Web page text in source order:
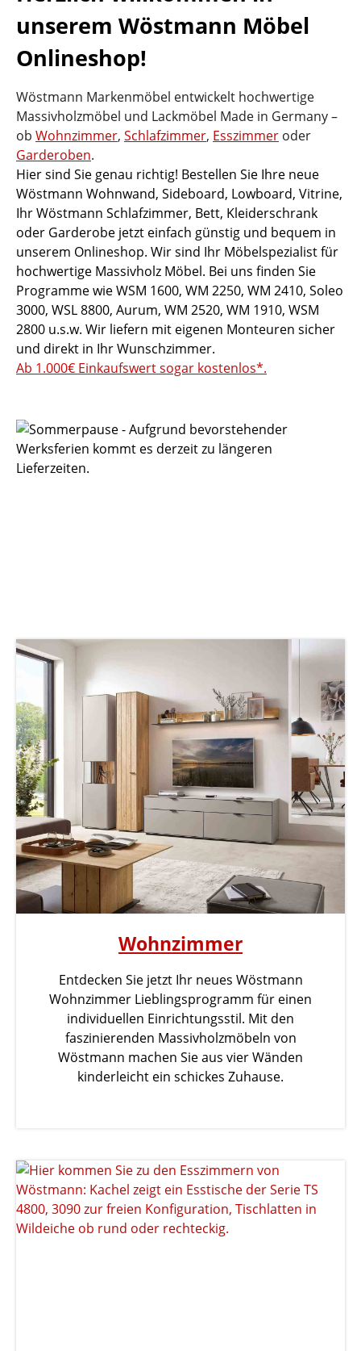
unserem Wöstmann Möbel
Onlineshop!
Wöstmann Markenmöbel entwickelt hochwertige
Massivholzmöbel und Lackmöbel Made in Germany –
ob Wohnzimmer, Schlafzimmer, Esszimmer oder
Garderoben.
Hier sind Sie genau richtig! Bestellen Sie Ihre neue
Wöstmann Wohnwand, Sideboard, Lowboard, Vitrine,
Ihr Wöstmann Schlafzimmer, Bett, Kleiderschrank
oder Garderobe jetzt einfach günstig und bequem in
unserem Onlineshop. Wir sind Ihr Möbelspezialist für
hochwertige Massivholz Möbel. Bei uns finden Sie
Programme wie WSM 1600, WM 2250, WM 2410, Soleo
3000, WSL 8800, Aurum, WM 2520, WM 1910, WSM
2800 u.s.w. Wir liefern mit eigenen Monteuren sicher
und direkt in Ihr Wunschzimmer.
Ab 1.000€ Einkaufswert sogar kostenlos*.
Wohnzimmer
Entdecken Sie jetzt Ihr neues Wöstmann
Wohnzimmer Lieblingsprogramm für einen
individuellen Einrichtungsstil. Mit den
faszinierenden Massivholzmöbeln von
Wöstmann machen Sie aus vier Wänden
kinderleicht ein schickes Zuhause.